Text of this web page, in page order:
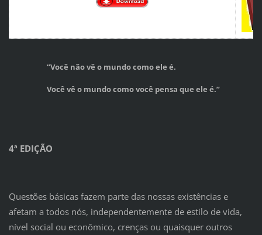
“Você não vê o mundo como ele é.
Você vê o mundo como você pensa que ele é.”
4ª EDIÇÃO
Questões básicas fazem parte das nossas existências e
afetam a todos nós, independentemente de estilo de vida,
nível social ou econômico, crenças ou quaisquer outros